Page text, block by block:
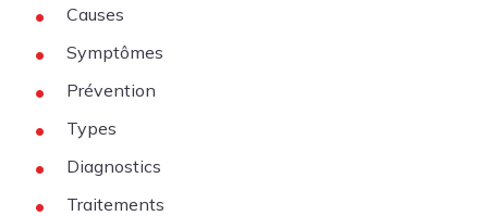
Causes
Symptômes
Prévention
Types
Diagnostics
Traitements